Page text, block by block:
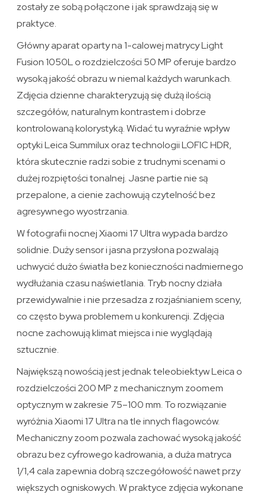
zostały ze sobą połączone i jak sprawdzają się w
praktyce.
Główny aparat oparty na 1-calowej matrycy Light
Fusion 1050L o rozdzielczości 50 MP oferuje bardzo
wysoką jakość obrazu w niemal każdych warunkach.
Zdjęcia dzienne charakteryzują się dużą ilością
szczegółów, naturalnym kontrastem i dobrze
kontrolowaną kolorystyką. Widać tu wyraźnie wpływ
optyki Leica Summilux oraz technologii LOFIC HDR,
która skutecznie radzi sobie z trudnymi scenami o
dużej rozpiętości tonalnej. Jasne partie nie są
przepalone, a cienie zachowują czytelność bez
agresywnego wyostrzania.
W fotografii nocnej Xiaomi 17 Ultra wypada bardzo
solidnie. Duży sensor i jasna przysłona pozwalają
uchwycić dużo światła bez konieczności nadmiernego
wydłużania czasu naświetlania. Tryb nocny działa
przewidywalnie i nie przesadza z rozjaśnianiem sceny,
co często bywa problemem u konkurencji. Zdjęcia
nocne zachowują klimat miejsca i nie wyglądają
sztucznie.
Największą nowością jest jednak teleobiektyw Leica o
rozdzielczości 200 MP z mechanicznym zoomem
optycznym w zakresie 75–100 mm. To rozwiązanie
wyróżnia Xiaomi 17 Ultra na tle innych flagowców.
Mechaniczny zoom pozwala zachować wysoką jakość
obrazu bez cyfrowego kadrowania, a duża matryca
1/1,4 cala zapewnia dobrą szczegółowość nawet przy
większych ogniskowych. W praktyce zdjęcia wykonane